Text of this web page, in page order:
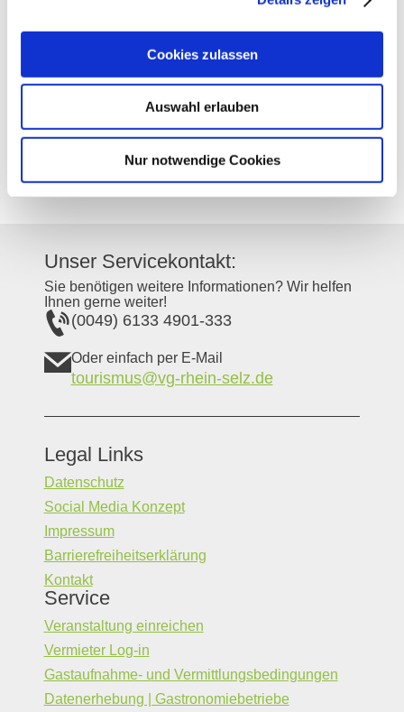
Cookies zulassen
Auswahl erlauben
Nur notwendige Cookies
Kontaktinformationen:
Ingelheim am Rhein
Tel:061322002
info@weingut-huf.de
https://www.weingut-huf.de
Unser Servicekontakt:
Sie benötigen weitere Informationen? Wir helfen
Ihnen gerne weiter!
(0049) 6133 4901-333
Oder einfach per E-Mail
tourismus@vg-rhein-selz.de
Legal Links
Datenschutz
Social Media Konzept
Impressum
Barrierefreiheitserklärung
Kontakt
Service
Veranstaltung einreichen
Vermieter Log-in
Gastaufnahme- und Vermittlungsbedingungen
Datenerhebung | Gastronomiebetriebe